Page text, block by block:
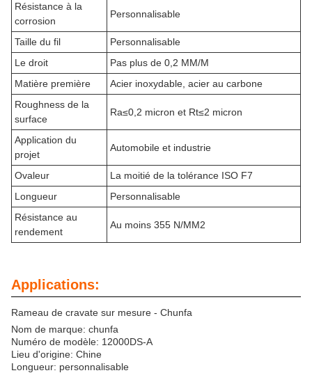
Résistance à la
corrosion
Personnalisable
Taille du fil
Personnalisable
Le droit
Pas plus de 0,2 MM/M
Matière première
Acier inoxydable, acier au carbone
Roughness de la
surface
Ra≤0,2 micron et Rt≤2 micron
Application du
projet
Automobile et industrie
Ovaleur
La moitié de la tolérance ISO F7
Longueur
Personnalisable
Résistance au
rendement
Au moins 355 N/MM2
Applications:
Rameau de cravate sur mesure - Chunfa
Nom de marque: chunfa
Numéro de modèle: 12000DS-A
Lieu d'origine: Chine
Longueur: personnalisable